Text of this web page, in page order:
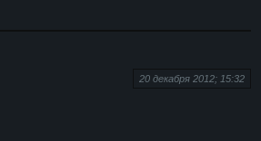
20 декабря 2012; 15:32